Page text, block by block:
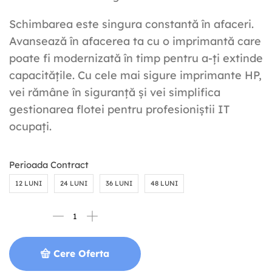
Schimbarea este singura constantă în afaceri.
Avansează în afacerea ta cu o imprimantă care
poate fi modernizată în timp pentru a-ți extinde
capacitățile. Cu cele mai sigure imprimante HP,
vei rămâne în siguranță și vei simplifica
gestionarea flotei pentru profesioniștii IT
ocupați.
Perioada Contract
12 LUNI 24 LUNI 36 LUNI 48 LUNI
Cere Oferta